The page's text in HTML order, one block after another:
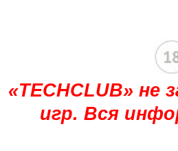
«TECHCLUB» не
игр. Вся